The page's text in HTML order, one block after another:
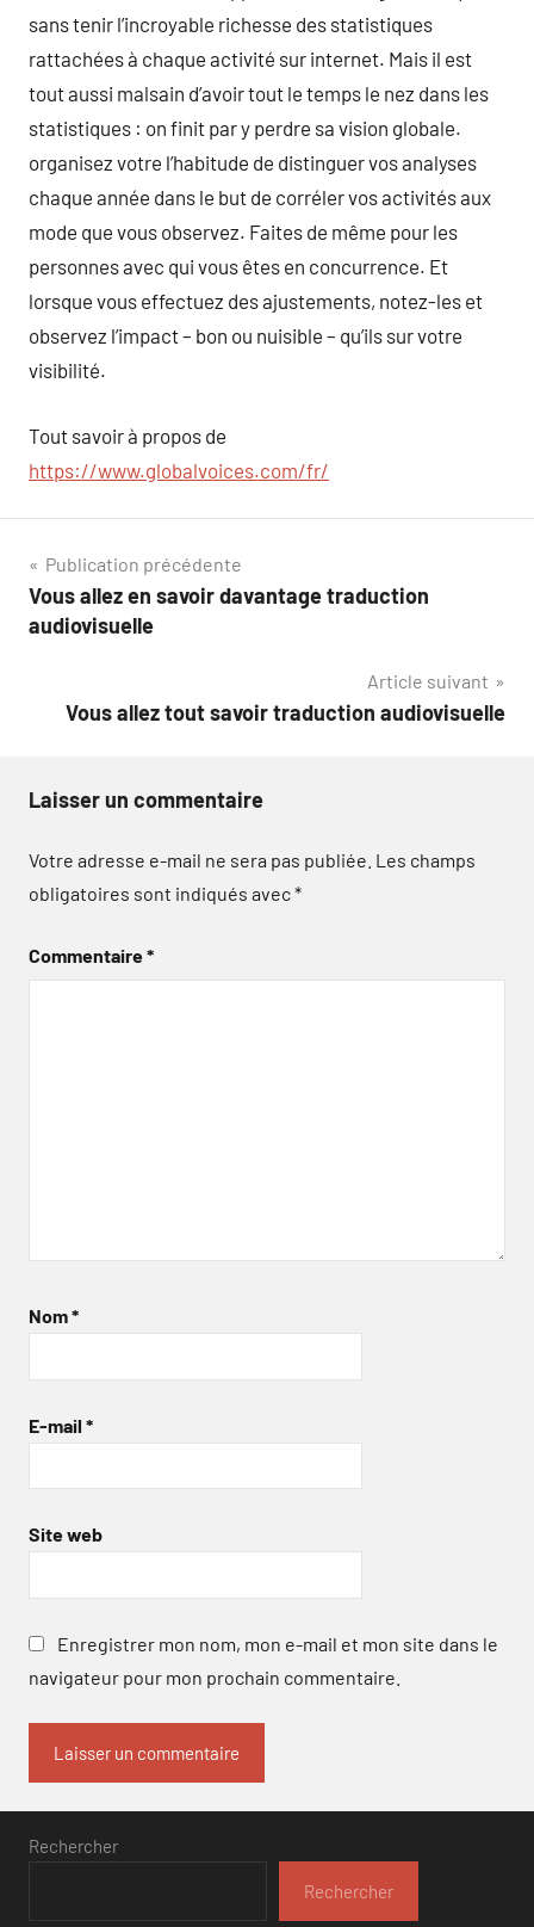
sans tenir l’incroyable richesse des statistiques
rattachées à chaque activité sur internet. Mais il est
tout aussi malsain d’avoir tout le temps le nez dans les
statistiques : on finit par y perdre sa vision globale.
organisez votre l’habitude de distinguer vos analyses
chaque année dans le but de corréler vos activités aux
mode que vous observez. Faites de même pour les
personnes avec qui vous êtes en concurrence. Et
lorsque vous effectuez des ajustements, notez-les et
observez l’impact – bon ou nuisible – qu’ils sur votre
visibilité.
Tout savoir à propos de
https://www.globalvoices.com/fr/
Navigation
de
Publication précédente
Vous allez en savoir davantage traduction
audiovisuelle
Article suivant
Vous allez tout savoir traduction audiovisuelle
Laisser un commentaire
Votre adresse e-mail ne sera pas publiée. Les champs
obligatoires sont indiqués avec*
Commentaire*
Nom*
E-mail *
Site web
Enregistrer mon nom, mon e-mail et mon site dans le
navigateur pour mon prochain commentaire.
Rechercher
Rechercher